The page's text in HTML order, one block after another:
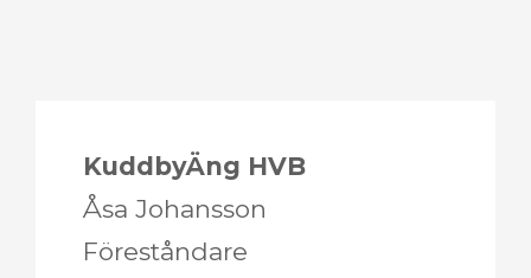
​​​​​​​KuddbyÄng HVB
Åsa Johansson
Föreståndare